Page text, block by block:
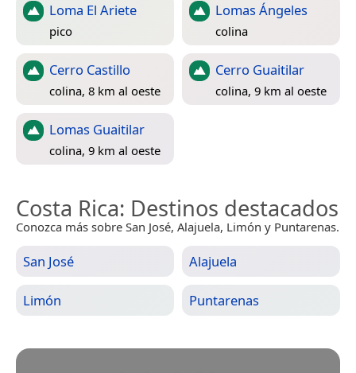
Loma El Ariete
pico
Lomas Ángeles
colina
Cerro Castillo
colina, 8 km al oeste
Cerro Guaitilar
colina, 9 km al oeste
Lomas Guaitilar
colina, 9 km al oeste
Costa Rica: Destinos destacados
Conozca más sobre San José, Alajuela, Limón y Puntarenas.
San José Alajuela
Limón Puntarenas